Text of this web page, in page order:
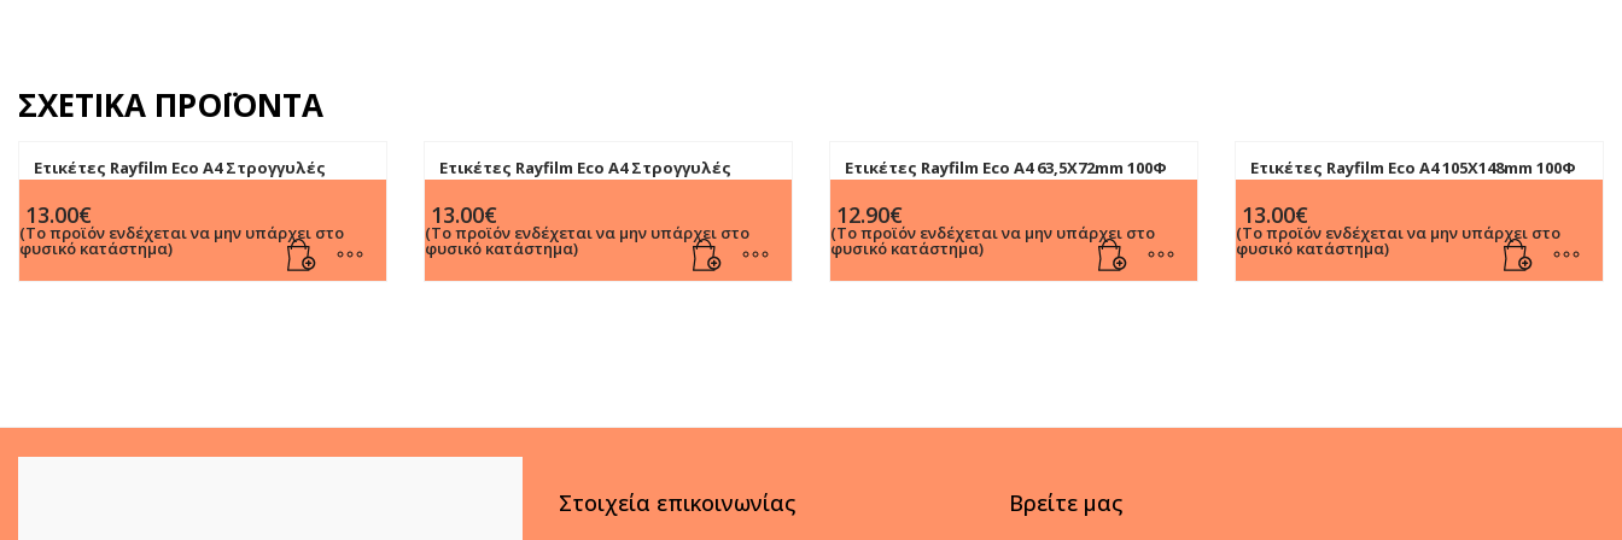
ΣΧΕΤΙΚΆ ΠΡΟΪΌΝΤΑ
Ετικέτες Rayfilm Eco Α4 Στρογγυλές
13.00€
(Το προϊόν ενδέχεται να μην υπάρχει στο
φυσικό κατάστημα)
Ετικέτες Rayfilm Eco Α4 Στρογγυλές
13.00€
(Το προϊόν ενδέχεται να μην υπάρχει στο
φυσικό κατάστημα)
Ετικέτες Rayfilm Eco Α4 63,5X72mm 100Φ
12.90€
(Το προϊόν ενδέχεται να μην υπάρχει στο
φυσικό κατάστημα)
Ετικέτες Rayfilm Eco Α4 105Χ148mm 100Φ
13.00€
(Το προϊόν ενδέχεται να μην υπάρχει στο
φυσικό κατάστημα)
Στοιχεία επικοινωνίας Βρείτε μας